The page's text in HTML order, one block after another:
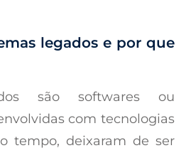
legados e por que
são softwares ou
com tecnologias
tempo, deixaram de ser